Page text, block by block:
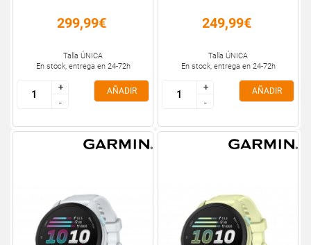
299,99€
Talla ÚNICA
En stock, entrega en 24-72h
+
-
+
-
AÑADIR
249,99€
Talla ÚNICA
En stock, entrega en 24-72h
+
-
+
-
AÑADIR